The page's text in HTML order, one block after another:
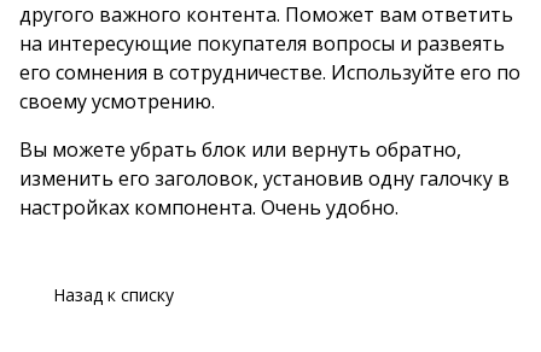
другого важного контента. Поможет вам ответить
на интересующие покупателя вопросы и развеять
его сомнения в сотрудничестве. Используйте его по
своему усмотрению.
Вы можете убрать блок или вернуть обратно,
изменить его заголовок, установив одну галочку в
настройках компонента. Очень удобно.
Назад к списку